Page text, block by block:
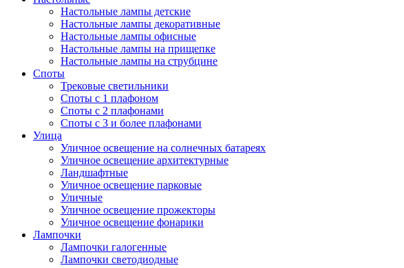
Настольные лампы детские
Настольные лампы декоративные
Настольные лампы офисные
Настольные лампы на прищепке
Настольные лампы на струбцине
Споты
Трековые светильники
Споты с 1 плафоном
Споты с 2 плафонами
Споты с 3 и более плафонами
Улица
Уличное освещение на солнечных батареях
Уличное освещение архитектурные
Ландшафтные
Уличное освещение парковые
Уличные
Уличное освещение прожекторы
Уличное освещение фонарики
Лампочки
Лампочки галогенные
Лампочки светодиодные